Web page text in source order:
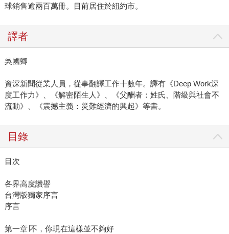
球銷售逾兩百萬冊。目前居住於紐約市。
譯者
吳國卿
資深新聞從業人員，從事翻譯工作十數年。譯有《Deep Work深
度工作力》、《解密陌生人》、《父酬者：姓氏、階級與社會不
流動》、《震撼主義：災難經濟的興起》等書。
目錄
目次
各界高度讚譽
台灣版獨家序言
序言
第一章∣不，你現在這樣並不夠好